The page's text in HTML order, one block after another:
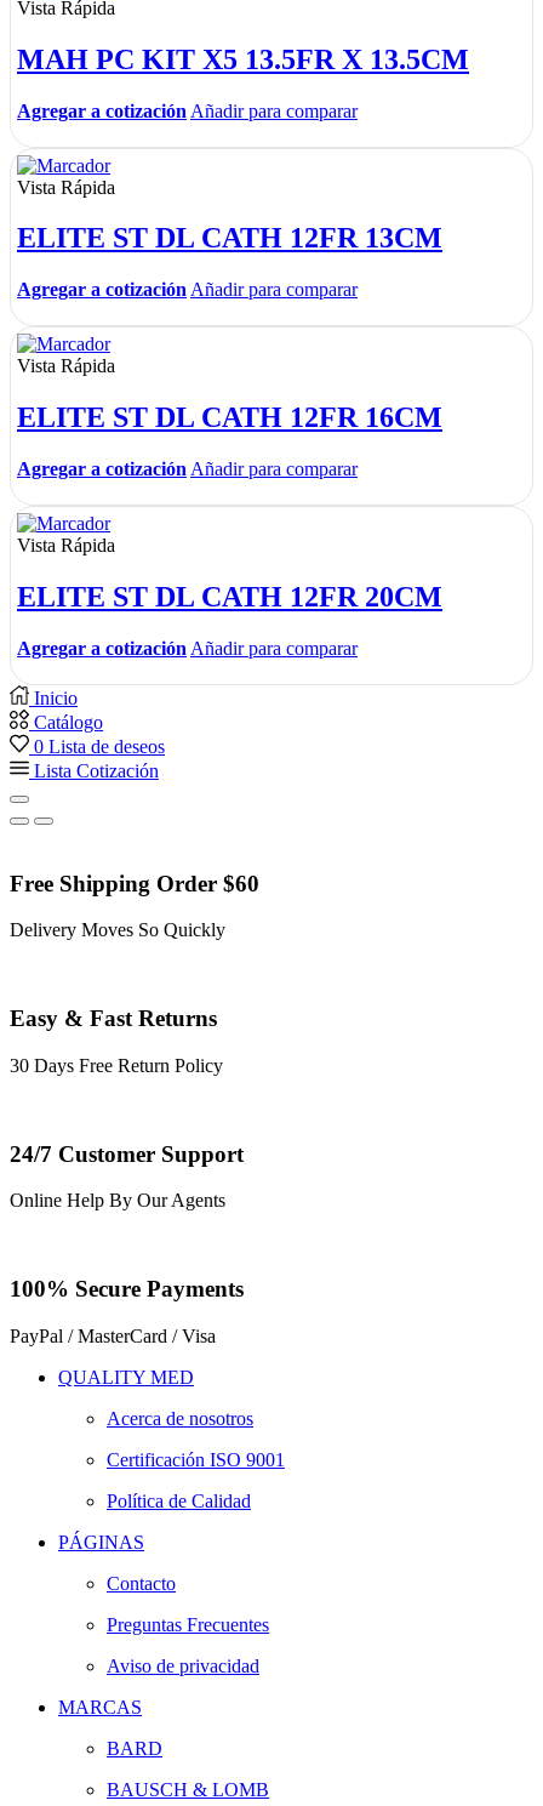
Vista Rápida
MAH PC KIT X5 13.5FR X 13.5CM
Agregar a cotización Añadir para comparar
Vista Rápida
ELITE ST DL CATH 12FR 13CM
Agregar a cotización Añadir para comparar
Vista Rápida
ELITE ST DL CATH 12FR 16CM
Agregar a cotización Añadir para comparar
Vista Rápida
ELITE ST DL CATH 12FR 20CM
Agregar a cotización Añadir para comparar
Inicio
Catálogo
0 Lista de deseos
Lista Cotización
Free Shipping Order $60
Delivery Moves So Quickly
Easy & Fast Returns
30 Days Free Return Policy
24/7 Customer Support
Online Help By Our Agents
100% Secure Payments
PayPal / MasterCard / Visa
QUALITY MED
Acerca de nosotros
Certificación ISO 9001
Política de Calidad
PÁGINAS
Contacto
Preguntas Frecuentes
Aviso de privacidad
MARCAS
BARD
BAUSCH & LOMB